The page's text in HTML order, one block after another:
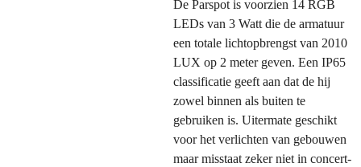
De Parspot is voorzien 14 RGB
LEDs van 3 Watt die de armatuur
een totale lichtopbrengst van 2010
LUX op 2 meter geven. Een IP65
classificatie geeft aan dat de hij
zowel binnen als buiten te
gebruiken is. Uitermate geschikt
voor het verlichten van gebouwen
maar misstaat zeker niet in concert-